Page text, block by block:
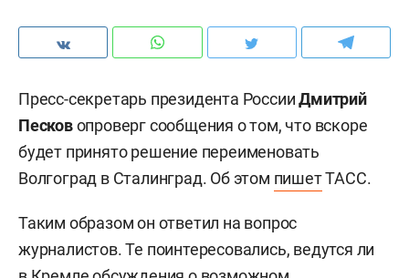
Пресс-секретарь президента РоссииДмитрий
Песковопроверг сообщения о том, что вскоре
будет принято решение переименовать
Волгоград в Сталинград. Об этом пишетТАСС.
Таким образом он ответил на вопрос
журналистов. Те поинтересовались, ведутся ли